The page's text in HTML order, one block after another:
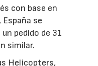
con base en
España se
pedido de 31
similar.
Helicopters,